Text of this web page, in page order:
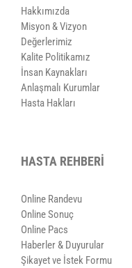
Hakkımızda
Misyon & Vizyon
Değerlerimiz
Kalite Politikamız
İnsan Kaynakları
Anlaşmalı Kurumlar
Hasta Hakları
HASTA REHBERİ
Online Randevu
Online Sonuç
Online Pacs
Haberler & Duyurular
Şikayet ve İstek Formu